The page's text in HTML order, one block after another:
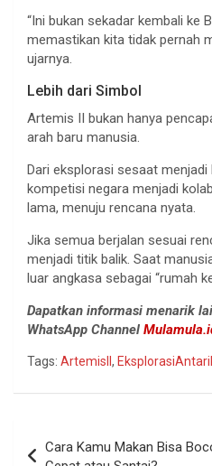
“Ini bukan sekadar kembali ke
memastikan kita tidak pernah
ujarnya.
Lebih dari Simbol
Artemis II bukan hanya
arah baru manusia.
Dari eksplorasi sesaat menjadi
kompetisi negara menjadi
lama, menuju rencana nyata.
Jika semua berjalan sesuai
menjadi titik balik. Saat
luar angkasa sebagai “rumah
Dapatkan informasi menarik
WhatsApp Channel
Tags: ArtemisII ,
Cara Kamu Makan Bisa